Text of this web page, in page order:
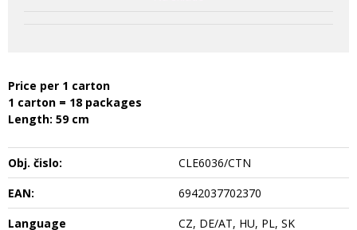
Price per 1 carton
1 carton = 18 packages
Length: 59 cm
Obj. čislo:
CLE6036/CTN
EAN:
6942037702370
Language
CZ, DE/AT, HU, PL, SK